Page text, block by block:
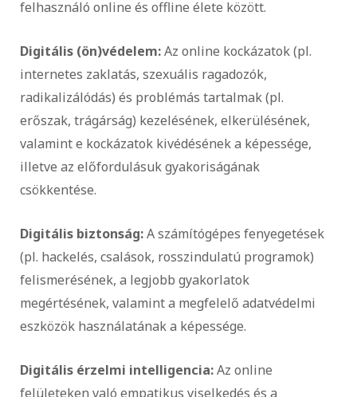
felhasználó online és offline élete között.
Digitális (ön)védelem:Az online kockázatok (pl.
internetes zaklatás, szexuális ragadozók,
radikalizálódás) és problémás tartalmak (pl.
erőszak, trágárság) kezelésének, elkerülésének,
valamint e kockázatok kivédésének a képessége,
illetve az előfordulásuk gyakoriságának
csökkentése.
Digitális biztonság:A számítógépes fenyegetések
(pl. hackelés, csalások, rosszindulatú programok)
felismerésének, a legjobb gyakorlatok
megértésének, valamint a megfelelő adatvédelmi
eszközök használatának a képessége.
Digitális érzelmi intelligencia:Az online
felületeken való empatikus viselkedés és a